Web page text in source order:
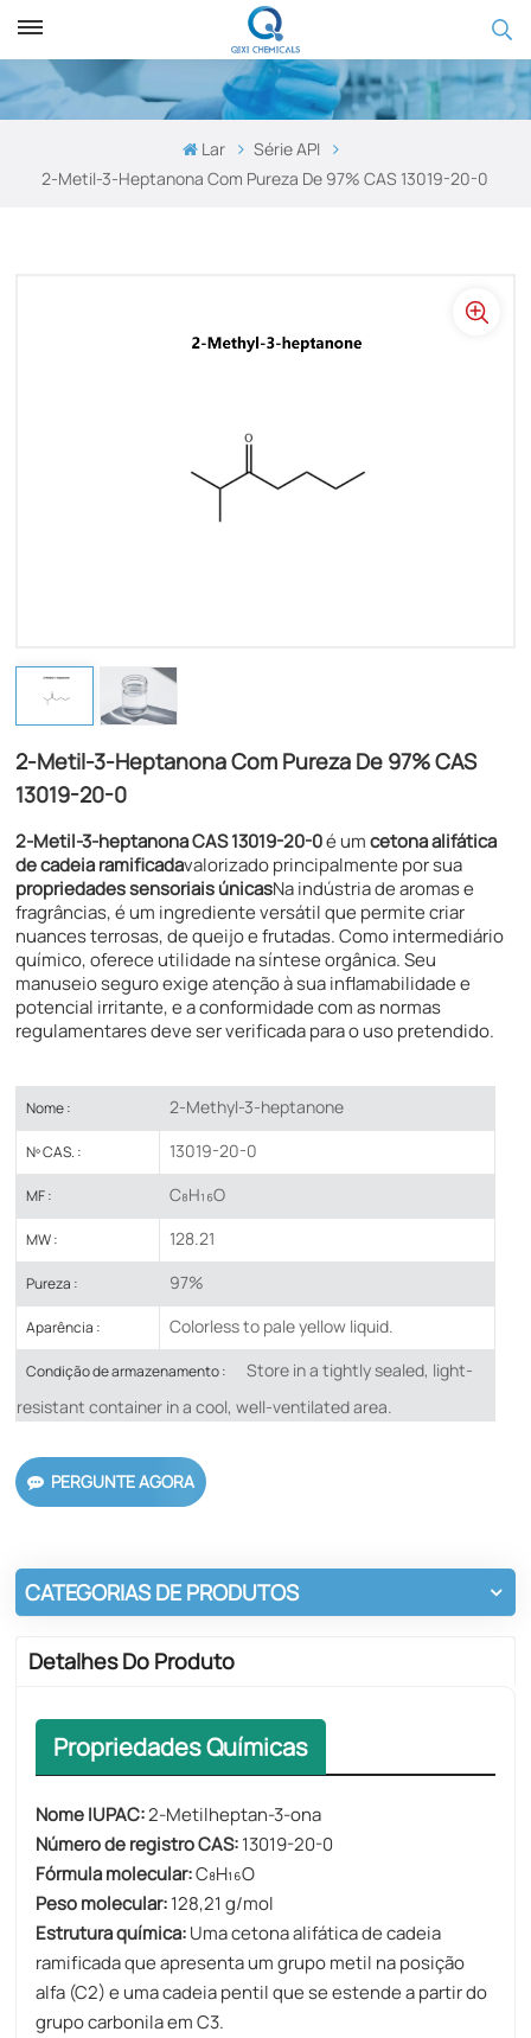
Lar
Série API
2-Metil-3-Heptanona Com Pureza De 97% CAS 13019-20-0
2-Metil-3-Heptanona Com Pureza De 97% CAS
13019-20-0
2-Metil-3-heptanona CAS 13019-20-0é umcetona alifática
de cadeia ramificadavalorizado principalmente por sua
propriedades sensoriais únicasNa indústria de aromas e
fragrâncias, é um ingrediente versátil que permite criar
nuances terrosas, de queijo e frutadas. Como intermediário
químico, oferece utilidade na síntese orgânica. Seu
manuseio seguro exige atenção à sua inflamabilidade e
potencial irritante, e a conformidade com as normas
regulamentares deve ser verificada para o uso pretendido.
Nome : 2-Methyl-3-heptanone
Nº CAS. : 13019-20-0
MF : C₈H₁₆O
MW : 128.21
Pureza : 97%
Aparência : Colorless to pale yellow liquid.
Condição de armazenamento :
Store in a tightly sealed, light-
resistant container in a cool, well-ventilated area.
PERGUNTE AGORA
CATEGORIAS DE PRODUTOS
Detalhes Do Produto
Propriedades Químicas
Nome IUPAC:2-Metilheptan-3-ona
Número de registro CAS:13019-20-0
Fórmula molecular:C₈H₁₆O
Peso molecular:128,21 g/mol
Estrutura química:Uma cetona alifática de cadeia
ramificada que apresenta um grupo metil na posição
alfa (C2) e uma cadeia pentil que se estende a partir do
grupo carbonila em C3.